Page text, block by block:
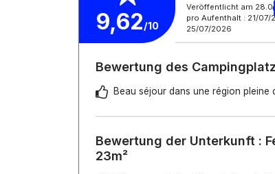
9,62/10
Veröffentlicht am
pro Aufenthalt : 21/07/
25/07/2026
Bewertung des
Beau séjour dans une région
Bewertung der Unterkunft :
23m²